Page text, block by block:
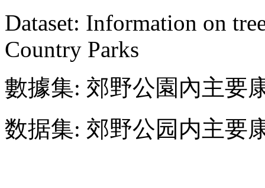
Dataset: Information on
Country Parks
數據集: 郊野公園內主要
数据集: 郊野公园内主要